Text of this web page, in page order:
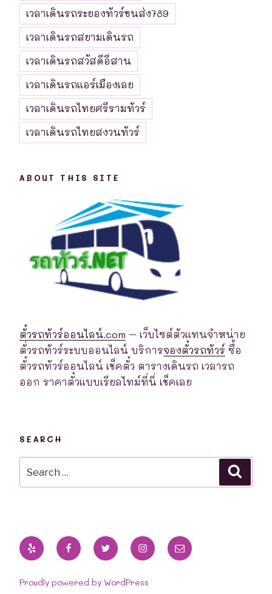
เวลาเดินรถระยองทัวร์ขนส่ง789
เวลาเดินรถสยามเดินรถ
เวลาเดินรถสวัสดีอีสาน
เวลาเดินรถแอร์เมืองเลย
เวลาเดินรถไทยศรีรามทัวร์
เวลาเดินรถไทยสงวนทัวร์
ABOUT THIS SITE
ตั๋วรถทัวร์ออนไลน์.com – เว็บไซต์ตัวแทนจำหน่าย
ตั่วรถทัวร์ระบบออนไลน์ บริการจองตั๋วรถทัวร์ ซื้อ
ตั๋วรถทัวร์ออนไลน์ เช็คตั๋ว ตารางเดินรถ เวลารถ
ออก ราคาตั๋วแบบเรียลไทม์ที่นี่ เช็คเลย
SEARCH
for:
Yelp FacebookTwitter InstagramEmail
Proudly powered by WordPress